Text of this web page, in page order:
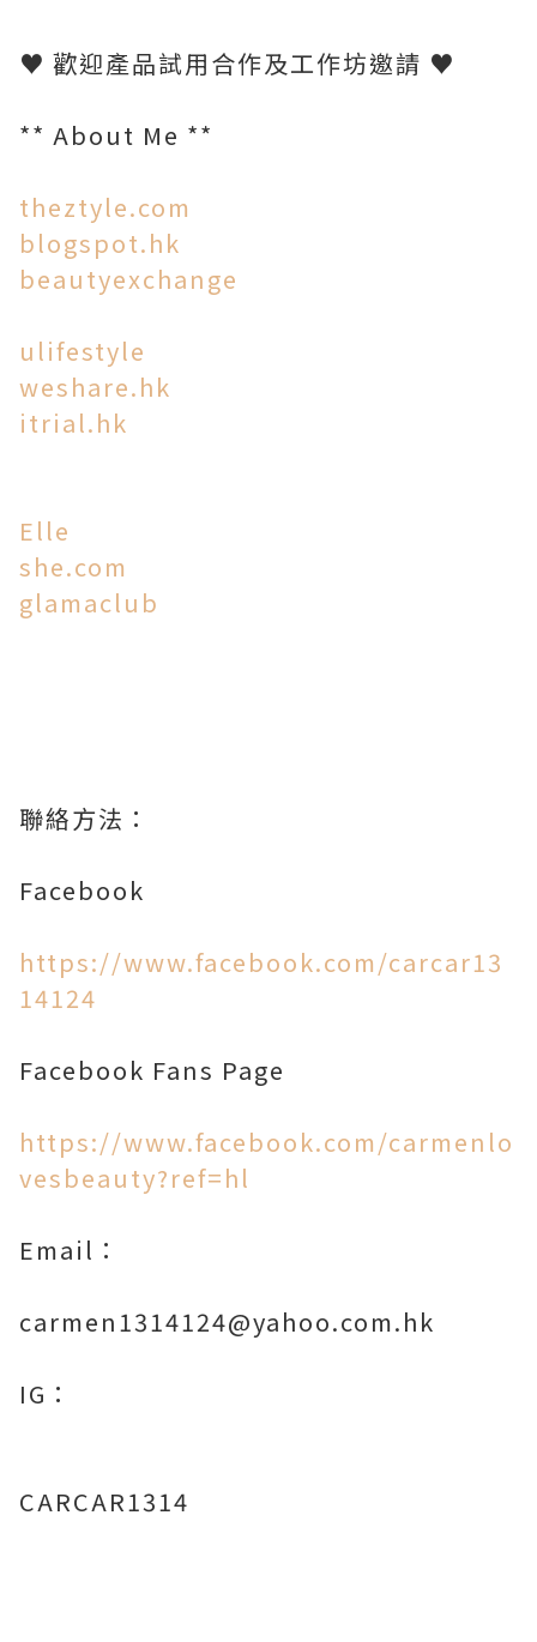
♥ 歡迎產品試用合作及工作坊邀請 ♥
** About Me **
theztyle.com
blogspot.hk
beautyexchange
ulifestyle
weshare.hk
itrial.hk
Elle
she.com
glamaclub
聯絡方法：
Facebook
https://www.facebook.com/carcar13
14124
Facebook Fans Page
https://www.facebook.com/carmenlo
vesbeauty?ref=hl
Email：
carmen1314124@yahoo.com.hk
IG：
CARCAR1314